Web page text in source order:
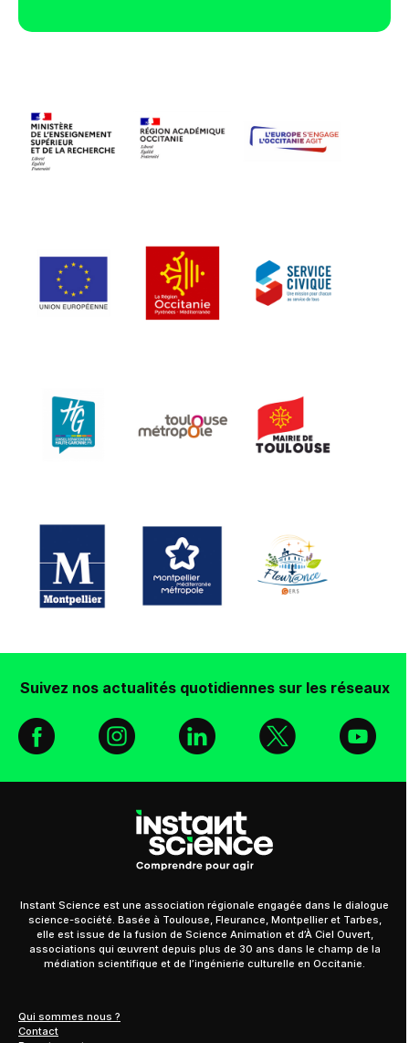
Suivez nos actualités quotidiennes sur les réseaux
Facebook
Instagram
Linkedin
X
Qui sommes nous ?
Contact
Instant Science est une association régionale engagée dans le dialogue
science-société. Basée à Toulouse, Fleurance, Montpellier et Tarbes,
elle est issue de la fusion de Science Animation et d’À Ciel Ouvert,
associations qui œuvrent depuis plus de 30 ans dans le champ de la
médiation scientifique et de l’ingénierie culturelle en Occitanie.